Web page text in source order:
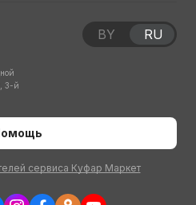
3-й
сервиса Куфар Маркет
BY RU